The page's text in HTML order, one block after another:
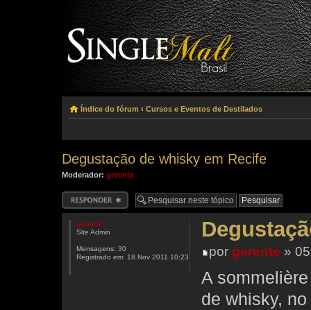
Índice do fórum ‹ Cursos e Eventos de Destilados
Degustação de whisky em Recife
Moderador: gerente
Responder
por gerente »
A
de whisky,
gerente
Site Admin
Mensagens: 30
Registrado em: 18 Nov 2011 10:23